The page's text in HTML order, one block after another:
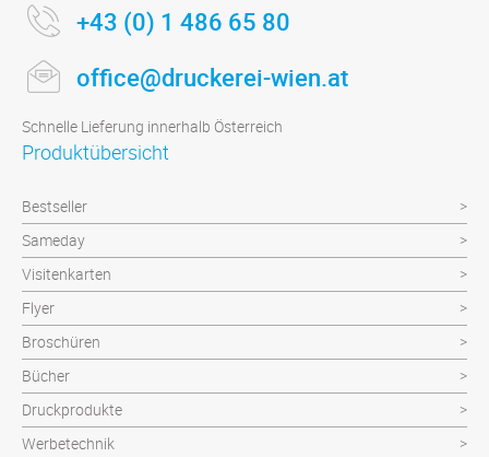
+43 (0) 1 486 65 80
office@druckerei-wien.at
Schnelle Lieferung innerhalb Österreich
Produktübersicht
Bestseller
Sameday
Visitenkarten
Flyer
Broschüren
Bücher
Druckprodukte
Werbetechnik